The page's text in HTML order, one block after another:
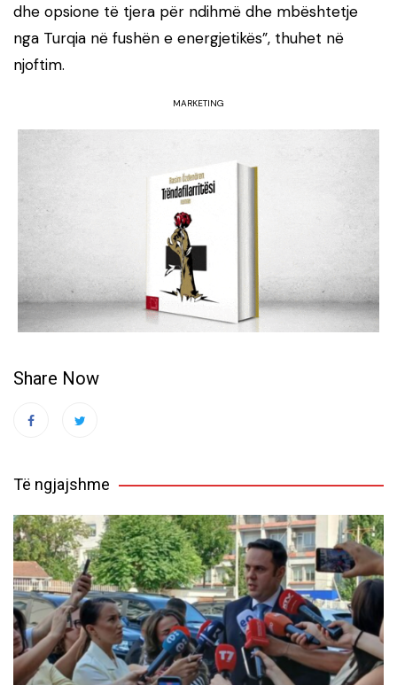
dhe opsione të tjera për ndihmë dhe mbështetje
nga Turqia në fushën e energjetikës”, thuhet në
njoftim.
MARKETING
Share Now
Të ngjajshme